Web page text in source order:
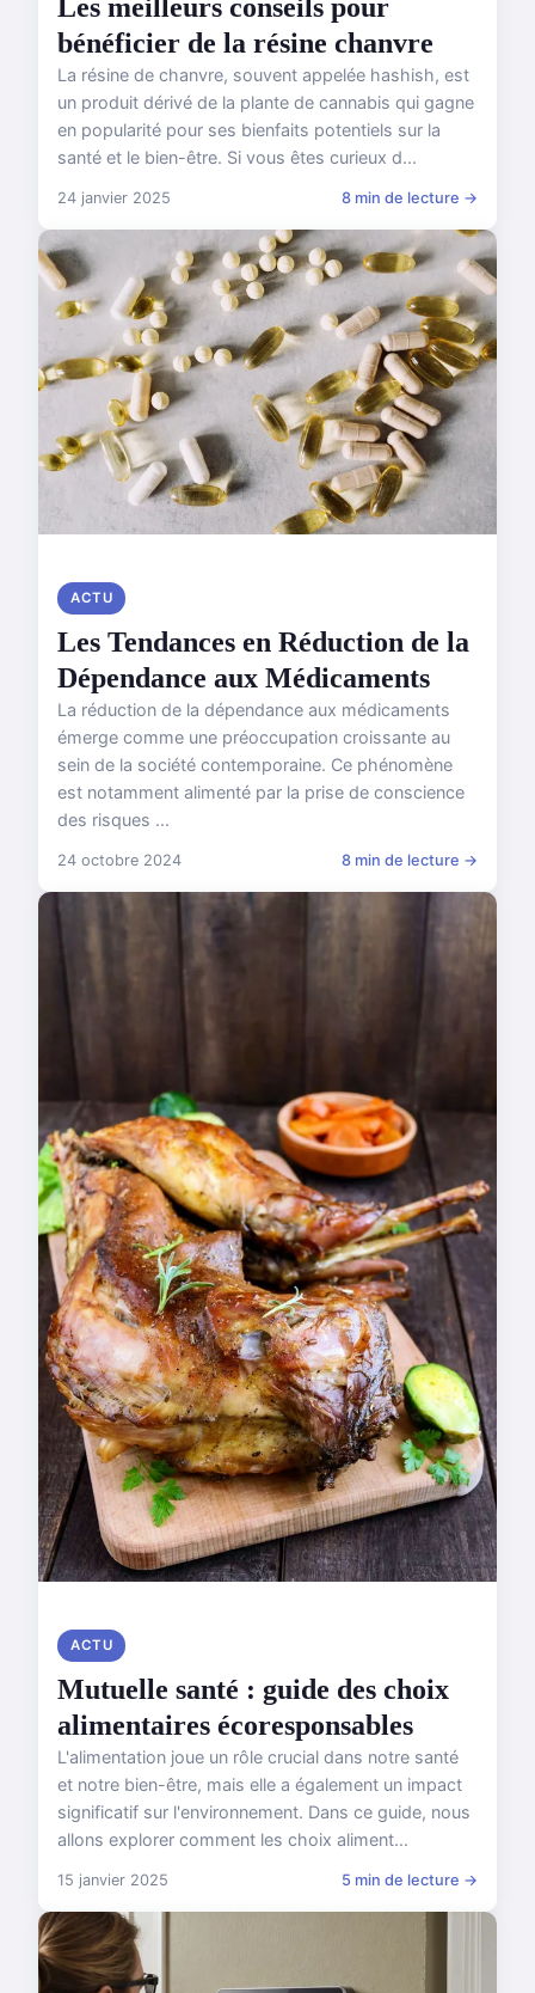
Les meilleurs conseils pour
bénéficier de la résine chanvre
La résine de chanvre, souvent appelée hashish, est
un produit dérivé de la plante de cannabis qui gagne
en popularité pour ses bienfaits potentiels sur la
santé et le bien-être. Si vous êtes curieux d...
24 janvier 2025 8 min de lecture →
ACTU
Les Tendances en Réduction de la
Dépendance aux Médicaments
La réduction de la dépendance aux médicaments
émerge comme une préoccupation croissante au
sein de la société contemporaine. Ce phénomène
est notamment alimenté par la prise de conscience
des risques ...
24 octobre 2024 8 min de lecture →
ACTU
Mutuelle santé : guide des choix
alimentaires écoresponsables
L'alimentation joue un rôle crucial dans notre santé
et notre bien-être, mais elle a également un impact
significatif sur l'environnement. Dans ce guide, nous
allons explorer comment les choix aliment...
15 janvier 2025 5 min de lecture →